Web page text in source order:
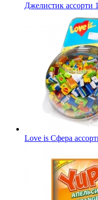
Джелистик ассорти
Love is Сфера